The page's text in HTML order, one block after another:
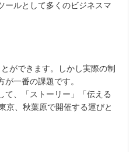
ールとして多くのビジネスマ
ができます。しかし実際の制
一番の課題です。
て、「ストーリー」「伝える
、秋葉原で開催する運びと